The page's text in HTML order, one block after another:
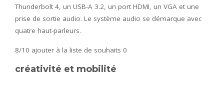
Thunderbolt 4, un USB-A 3.2, un port HDMI, un VGA et une
prise de sortie audio. Le système audio se démarque avec
quatre haut-parleurs.
8/10 ajouter à la liste de souhaits 0
créativité et mobilité